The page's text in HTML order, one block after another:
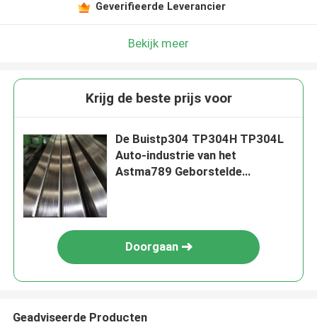
Geverifieerde Leverancier
Bekijk meer
Krijg de beste prijs voor
De Buistp304 TP304H TP304L
Auto-industrie van het
Astma789 Geborstelde
Doorgaan
Geadviseerde Producten